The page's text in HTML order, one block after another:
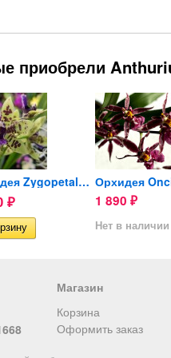
приобрели
Орхидея Zygopetalum hybrid...
₽ 1 890 ₽
Нет в наличии
Магазин
Корзина
Оформить заказ